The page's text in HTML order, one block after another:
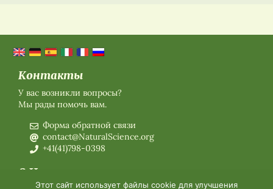
Контакты
У вас возникли вопросы?
Мы рады помочь вам.
Форма обратной связи
contact@NaturalScience.org
+41(41)798-0398
О Нас
Этот сайт использует файлы cookie для улучшения